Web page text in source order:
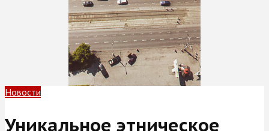
Новости
Уникальное этническое